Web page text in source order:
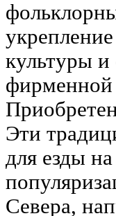
культуры
фирменной
Эти
для езды
Севера,